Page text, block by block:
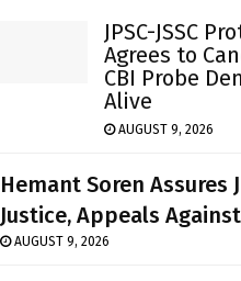
JPSC-JSSC
Agrees to
CBI Probe
Alive
AUGUST 9, 2026
Hemant Soren Assures
Justice, Appeals
AUGUST 9, 2026